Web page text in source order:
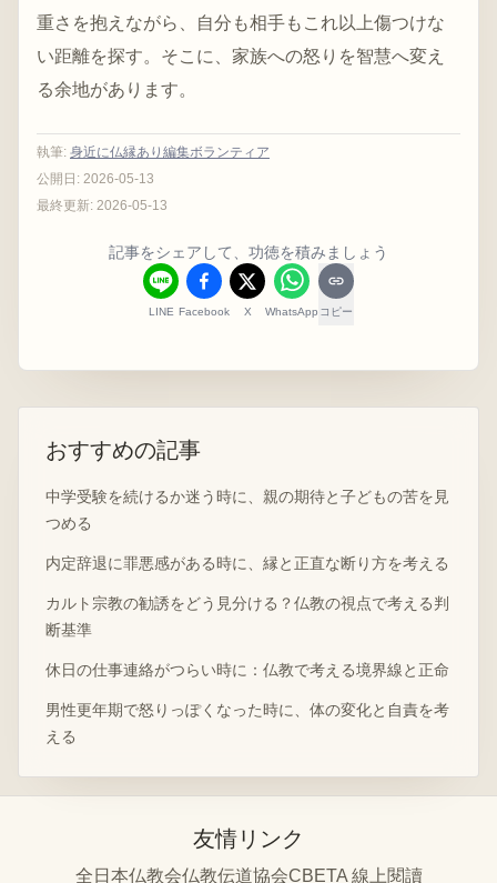
重さを抱えながら、自分も相手もこれ以上傷つけな
い距離を探す。そこに、家族への怒りを智慧へ変え
る余地があります。
執筆: 身近に仏縁あり編集ボランティア
公開日: 2026-05-13
最終更新: 2026-05-13
記事をシェアして、功徳を積みましょう
LINE Facebook X WhatsApp コピー
おすすめの記事
中学受験を続けるか迷う時に、親の期待と子どもの苦を見
つめる
内定辞退に罪悪感がある時に、縁と正直な断り方を考える
カルト宗教の勧誘をどう見分ける？仏教の視点で考える判
断基準
休日の仕事連絡がつらい時に：仏教で考える境界線と正命
男性更年期で怒りっぽくなった時に、体の変化と自責を考
える
友情リンク
全日本仏教会仏教伝道協会CBETA 線上閱讀